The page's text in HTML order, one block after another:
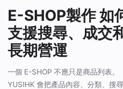
E-SHOP製作 如
支援搜尋、成交
長期營運
一個 E-SHOP 不應只是商品列表。
YUSIHK 會把產品內容、分類、搜